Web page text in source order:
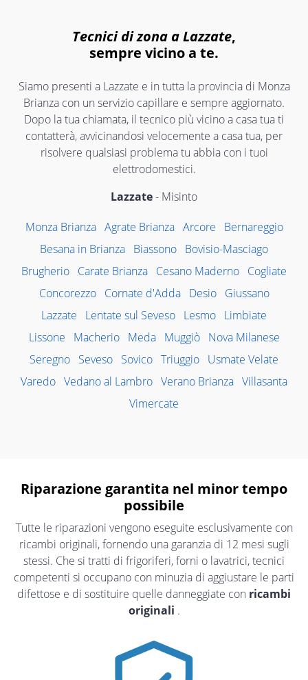
Tecnici di zona a Lazzate,
sempre vicino a te.
Siamo presenti a Lazzate e in tutta la provincia di Monza
Brianza con un servizio capillare e sempre aggiornato.
Dopo la tua chiamata, il tecnico più vicino a casa tua ti
contatterà, avvicinandosi velocemente a casa tua, per
risolvere qualsiasi problema tu abbia con i tuoi
elettrodomestici.
Lazzate- Misinto
Monza Brianza Agrate Brianza Arcore
Bernareggio
Besana in Brianza Biassono Bovisio-Masciago
Brugherio Carate Brianza Cesano Maderno Cogliate
Concorezzo
Cornate d'Adda Desio
Giussano
Lazzate
Lentate sul Seveso Lesmo Limbiate
Lissone
Macherio Meda Muggiò
Nova Milanese
Seregno Seveso Sovico Triuggio Usmate Velate
Varedo Vedano al Lambro Verano Brianza Villasanta
Vimercate
Riparazione garantita nel minor tempo
possibile
Tutte le riparazioni vengono eseguite esclusivamente con
ricambi originali, fornendo una garanzia di 12 mesi sugli
stessi. Che si tratti di frigoriferi, forni o lavatrici, tecnici
competenti si occupano con minuzia di aggiustare le parti
difettose e di sostituire quelle danneggiate con ricambi
originali .